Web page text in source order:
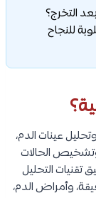
للنجاح
عينات الدم،
الحالات
التحليل
وأمراض الدم،